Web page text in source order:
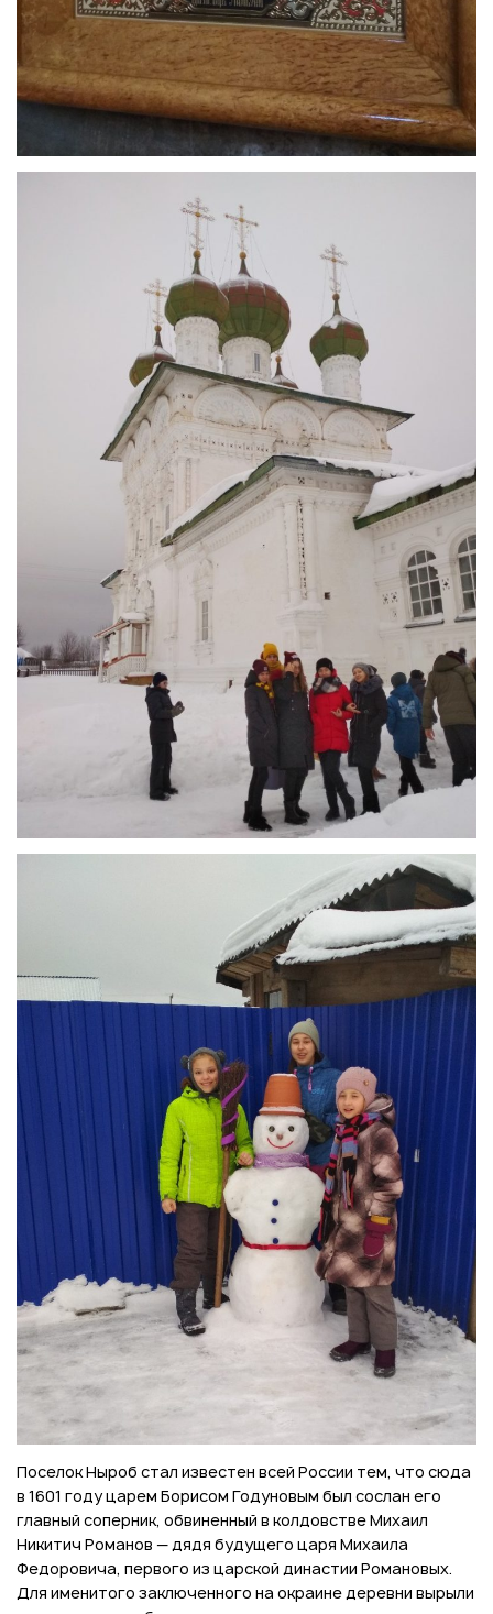
Поселок Ныроб стал известен всей России тем, что сюда
в 1601 году царем Борисом Годуновым был сослан его
главный соперник, обвиненный в колдовстве Михаил
Никитич Романов — дядя будущего царя Михаила
Федоровича, первого из царской династии Романовых.
Для именитого заключенного на окраине деревни вырыли